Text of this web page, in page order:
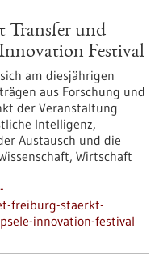
Transfer und
Festival
am diesjährigen
aus Forschung und
der Veranstaltung
Intelligenz,
Austausch und die
Wirtschaft
freiburg-staerkt-
innovation-festival